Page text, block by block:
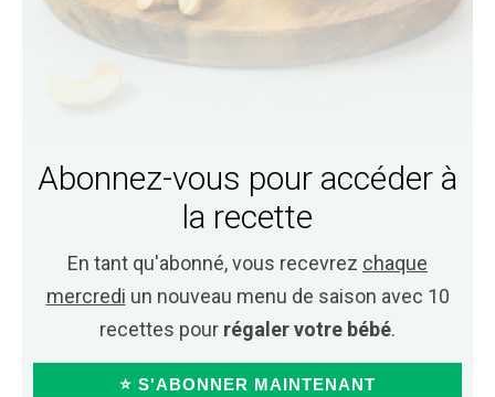
Abonnez-vous pour accéder à
la recette
En tant qu'abonné, vous recevrez chaque
mercredi un nouveau menu de saison avec 10
recettes pour régaler votre bébé.
⭐ S'ABONNER MAINTENANT